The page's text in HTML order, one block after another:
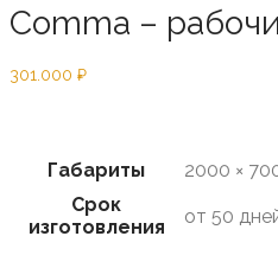
Comma –
301.000 ₽
Габариты
2000 ×
Срок
изготовления
от 50